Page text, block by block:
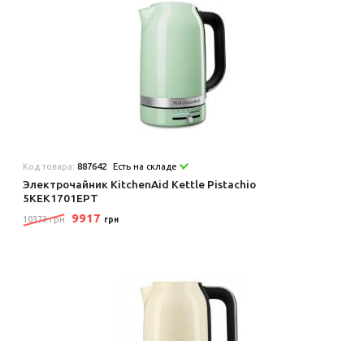
Код товара:887642 Есть на складе
Электрочайник KitchenAid Kettle Pistachio
5KEK1701EPT
10373 грн 9917 грн